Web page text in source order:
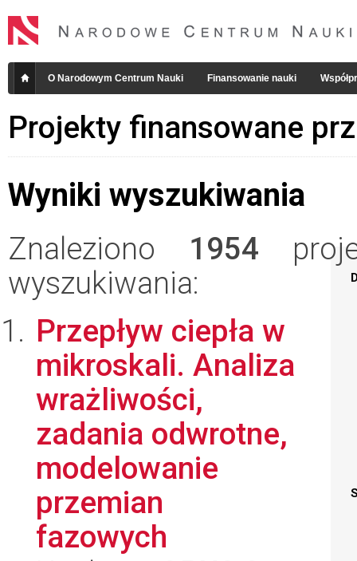
O Narodowym Centrum Nauki Finansowanie nauki
Projekty finansowane
Wyniki wyszukiwania
Znaleziono 1954
wyszukiwania:
Przepływ ciepła w
mikroskali. Analiza
wrażliwości,
zadania odwrotne,
modelowanie
przemian
fazowych